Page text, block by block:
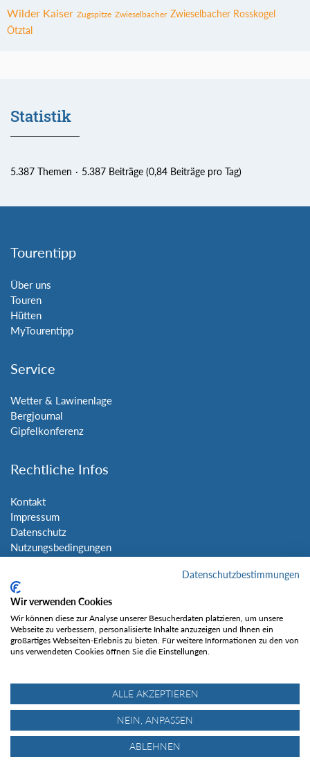
Wilder Kaiser Zugspitze Zwieselbacher Zwieselbacher Rosskogel
Ötztal
Statistik
5.387 Themen 5.387 Beiträge (0,84 Beiträge pro Tag)
Tourentipp
Über uns
Touren
Hütten
MyTourentipp
Service
Wetter & Lawinenlage
Bergjournal
Gipfelkonferenz
Rechtliche Infos
Kontakt
Impressum
Datenschutz
Nutzungsbedingungen
Social Media
Gefällt mir
Datenschutzbestimmungen
Wir verwenden Cookies
Wir können diese zur Analyse unserer Besucherdaten platzieren, um unsere
Webseite zu verbessern, personalisierte Inhalte anzuzeigen und Ihnen ein
großartiges Webseiten-Erlebnis zu bieten. Für weitere Informationen zu den von
uns verwendeten Cookies öffnen Sie die Einstellungen.
ALLE AKZEPTIEREN
NEIN, ANPASSEN
ABLEHNEN